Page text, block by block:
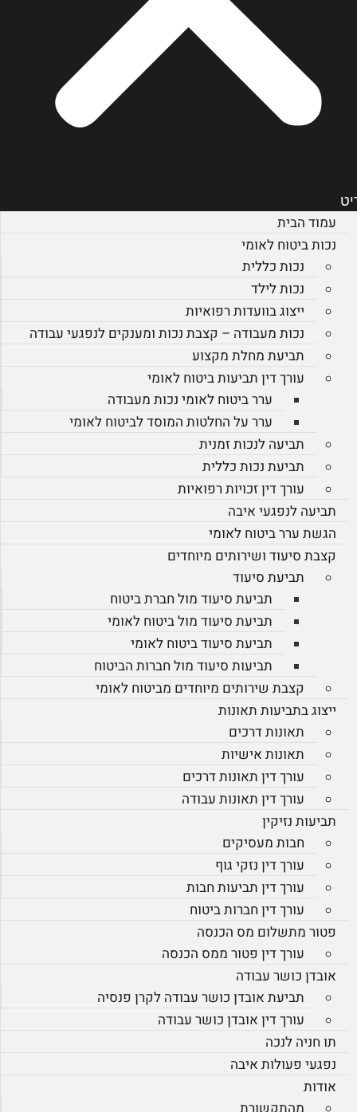
עמוד הבית
נכות ביטוח לאומי
נכות כללית
נכות לילד
ייצוג בוועדות רפואיות
נכות מעבודה – קצבת נכות ומענקים לנפגעי עבודה
תביעת מחלת מקצוע
עורך דין תביעות ביטוח לאומי
ערר ביטוח לאומי נכות מעבודה
ערר על החלטות המוסד לביטוח לאומי
תביעה לנכות זמנית
תביעת נכות כללית
עורך דין זכויות רפואיות
תביעה לנפגעי איבה
הגשת ערר ביטוח לאומי
קצבת סיעוד ושירותים מיוחדים
תביעת סיעוד
תביעת סיעוד מול חברת ביטוח
תביעת סיעוד מול ביטוח לאומי
תביעת סיעוד ביטוח לאומי
תביעות סיעוד מול חברות הביטוח
קצבת שירותים מיוחדים מביטוח לאומי
ייצוג בתביעות תאונות
תאונות דרכים
תאונות אישיות
עורך דין תאונות דרכים
עורך דין תאונות עבודה
תביעות נזיקין
חבות מעסיקים
עורך דין נזקי גוף
עורך דין תביעות חבות
עורך דין חברות ביטוח
פטור מתשלום מס הכנסה
עורך דין פטור ממס הכנסה
אובדן כושר עבודה
תביעת אובדן כושר עבודה לקרן פנסיה
עורך דין אובדן כושר עבודה
תו חניה לנכה
נפגעי פעולות איבה
אודות